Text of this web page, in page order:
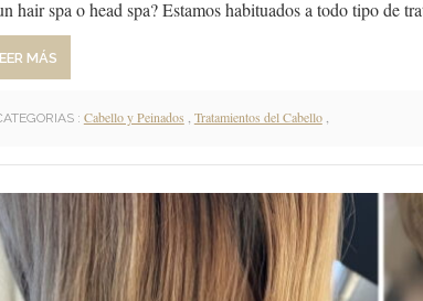
hair spa o head spa? Estamos habituados a todo tipo de
MÁS
: Cabello y Peinados Tratamientos del Cabello,